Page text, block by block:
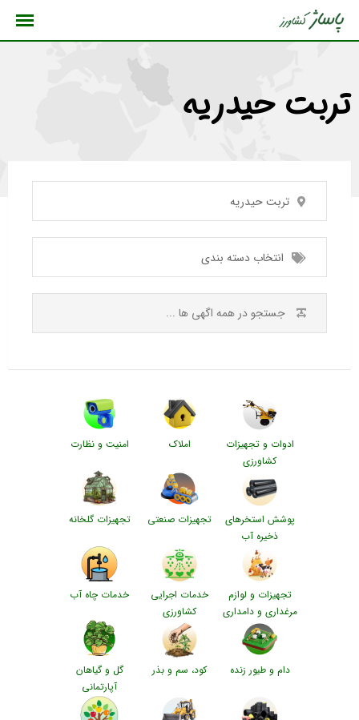
تربت حیدریه
تربت حیدریه
انتخاب دسته بندی
ادوات و تجهیزات
کشاورزی
املاک امنیت و نظارت
پوشش استخرهای
ذخیره آب
تجهیزات صنعتی تجهیزات گلخانه
تجهیزات و لوازم
مرغداری و دامداری
خدمات اجرایی
کشاورزی
خدمات چاه آب
دام و طیور زنده کود، سم و بذر
گل و گیاهان
آپارتمانی